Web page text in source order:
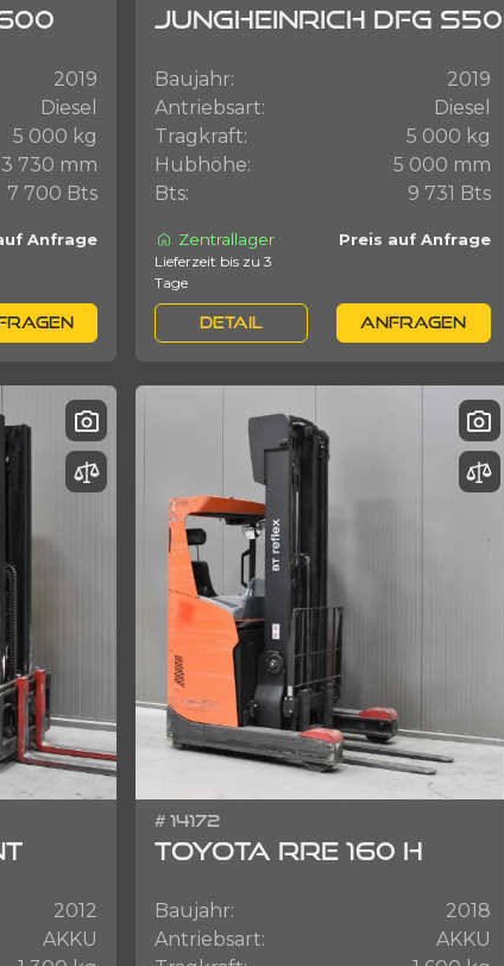
2019
Diesel
5 000 kg
3 730 mm
7 700 Bts
Anfrage
JUNGHEINRICH DFG
Baujahr:
2019
Antriebsart:
Diesel
Tragkraft:
5 000 kg
Hubhöhe:
5 000 mm
Bts:
9 731 Bts
Zentrallager
Preis auf Anfrage
Lieferzeit bis zu 3
Tage
DETAIL ANFRAGEN
2012
AKKU
# 14172
TOYOTA RRE 160 H
Baujahr:
2018
Antriebsart:
AKKU